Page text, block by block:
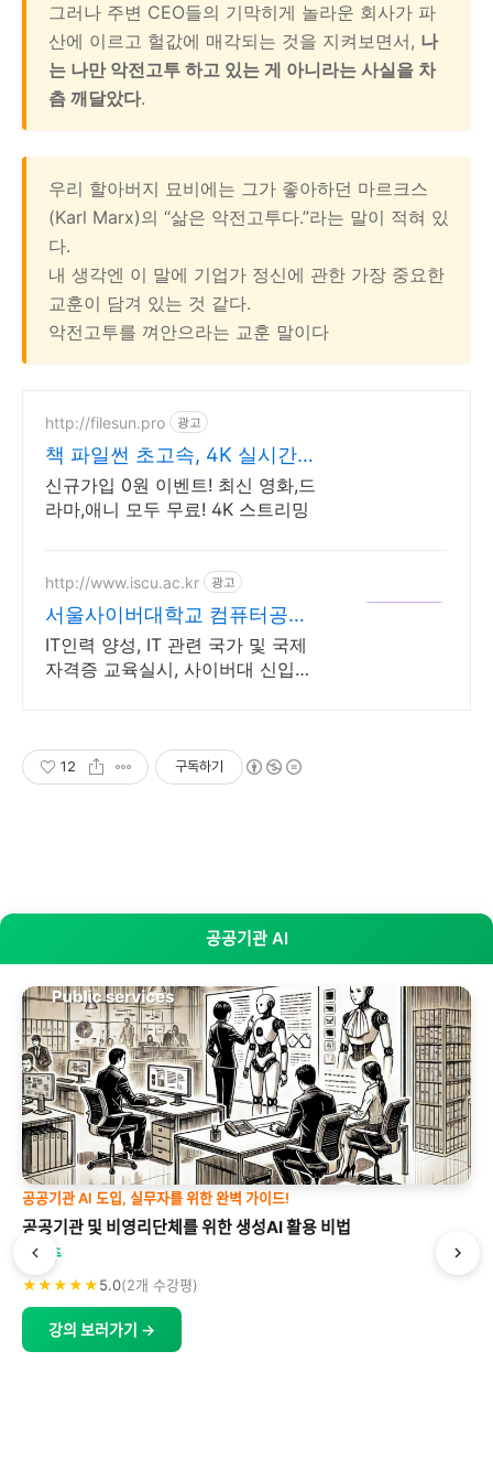
그러나 주변 CEO들의 기막히게 놀라운 회사가 파
산에 이르고 헐값에 매각되는 것을 지켜보면서, 나
는 나만 악전고투 하고 있는 게 아니라는 사실을 차
츰 깨달았다.
우리 할아버지 묘비에는 그가 좋아하던 마르크스
(Karl Marx)의 “삶은 악전고투다.”라는 말이 적혀 있
다.
내 생각엔 이 말에 기업가 정신에 관한 가장 중요한
교훈이 담겨 있는 것 같다.
악전고투를 껴안으라는 교훈 말이다
http://filesun.pro 광고
책 파일썬 초고속, 4K 실시간
보기!
신규가입 0원 이벤트! 최신 영화,드
라마,애니 모두 무료! 4K 스트리밍
http://www.iscu.ac.kr 광고
서울사이버대학교 컴퓨터공학
과 2026 가을학기 신편입생
IT인력 양성, IT 관련 국가 및 국제
자격증 교육실시, 사이버대 신입생
12 구독하기
공공기관 AI
공공기관 AI 도입, 실무자를 위한 완벽 가이드!
공공기관 및 비영리단체를 위한 생성AI 활용 비법
박형주
★★★★★5.0(2개 수강평)
강의 보러가기 →